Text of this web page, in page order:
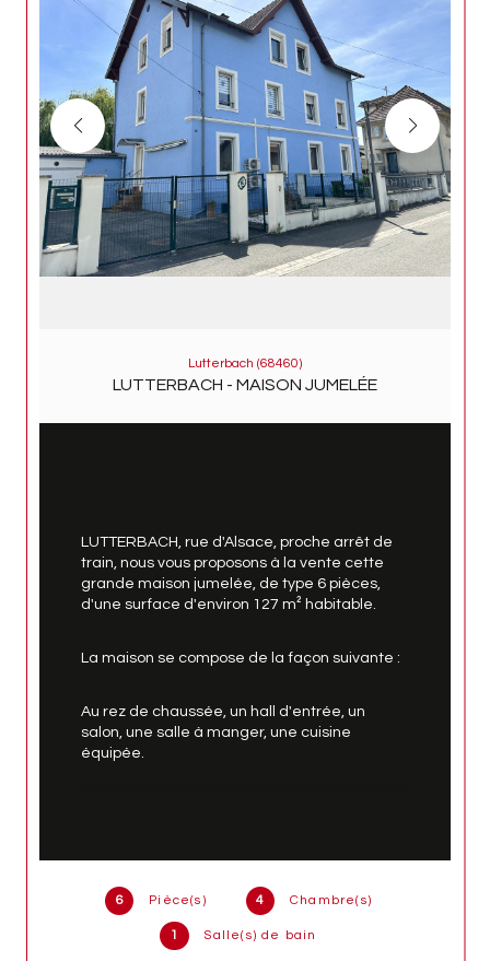
Lutterbach (68460)
LUTTERBACH - MAISON JUMELÉE
6 Pièce(s) 4 Chambre(s)
1 Salle(s) de bain
LUTTERBACH, rue d'Alsace, proche arrêt de
train, nous vous proposons à la vente cette
grande maison jumelée, de type 6 pièces,
d'une surface d'environ 127 m² habitable.
La maison se compose de la façon suivante :
Au rez de chaussée, un hall d'entrée, un
salon, une salle à manger, une cuisine
équipée.
cuisine (ce niveau avait été conçu pour être
indépendant du reste de la maison).